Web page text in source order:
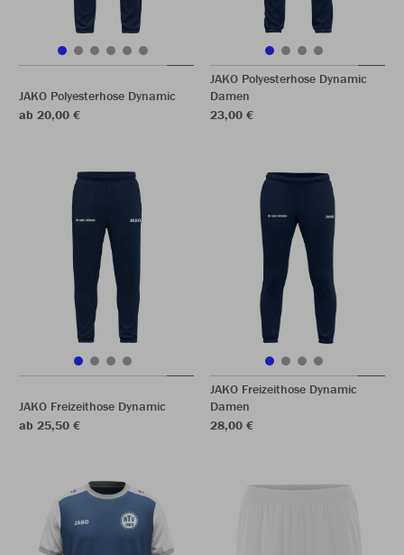
JAKO Polyesterhose Dynamic
ab 20,00 €
JAKO Polyesterhose Dynamic
Damen
23,00 €
JAKO Freizeithose Dynamic
ab 25,50 €
JAKO Freizeithose Dynamic
Damen
28,00 €